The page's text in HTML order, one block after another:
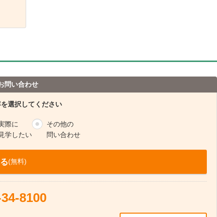
問い合わせ
選択してください
際に
学したい
その他の
問い合わせ
(無料)
8100